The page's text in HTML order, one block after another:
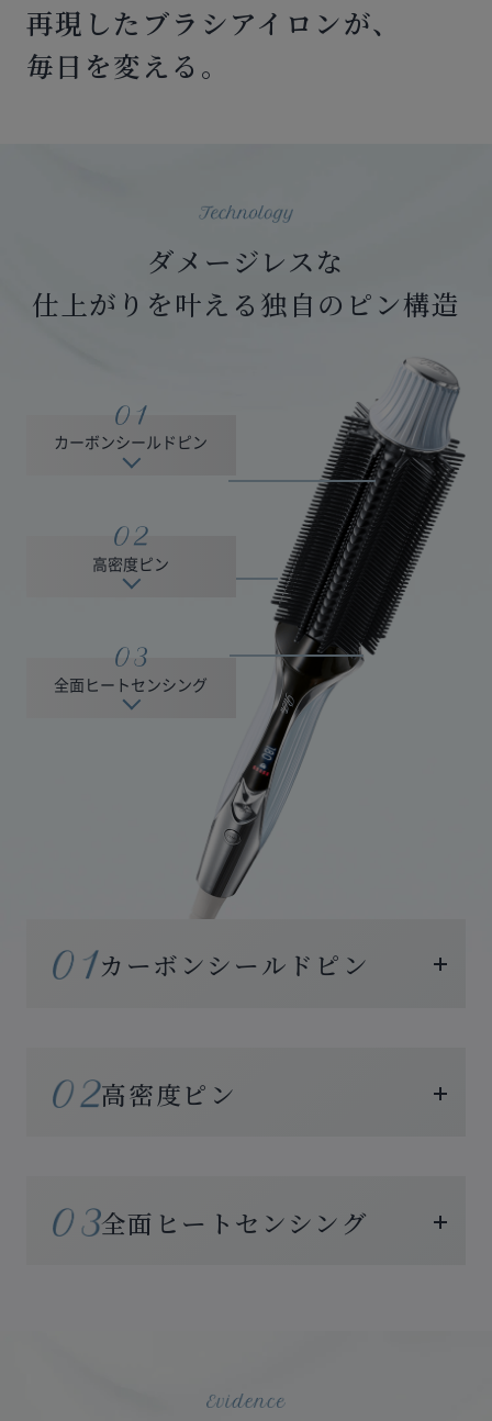
再現したブラシアイロンが、
毎日を変える。
ダメージレスな
仕上がりを叶える独自のピン構造
カーボンシールドピン
高密度ピン
全面ヒートセンシング
カーボンシールドピン
高密度ピン
全面ヒートセンシング